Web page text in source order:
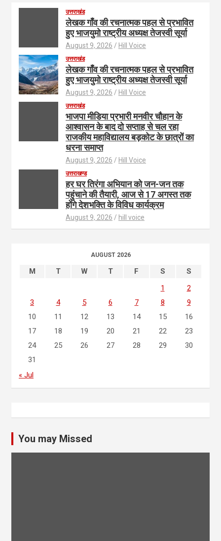
उत्तराखंड
लेखक गाँव की रचनात्मक पहल से प्रभावित
हुए भाजयुमो राष्ट्रीय अध्यक्ष तेजस्वी सूर्या
August 9, 2026 Hill Voice
उत्तराखंड
लेखक गाँव की रचनात्मक पहल से प्रभावित
हुए भाजयुमो राष्ट्रीय अध्यक्ष तेजस्वी सूर्या
August 9, 2026 Hill Voice
उत्तराखंड
भाजपा मीडिया प्रभारी मनवीर चौहान के
आश्वासन के बाद दो सप्ताह से चल रहा
राजकीय महाविद्यालय बड़कोट के छात्रों का
धरना समाप्त
August 9, 2026 Hill Voice
उत्तराखण्ड
हर घर तिरंगा अभियान को जन-जन तक
पहुंचाने की तैयारी, आज से 17 अगस्त तक
होंगे देशभक्ति के विविध कार्यक्रम
August 9, 2026 hill voice
AUGUST 2026
M T W T F S
S
1
2
3
4 5 6 7 8
9
10
11 12 13 14 15
16
17
18 19 20 21 22
23
24
25 26 27 28 29
30
31
« Jul
You may Missed